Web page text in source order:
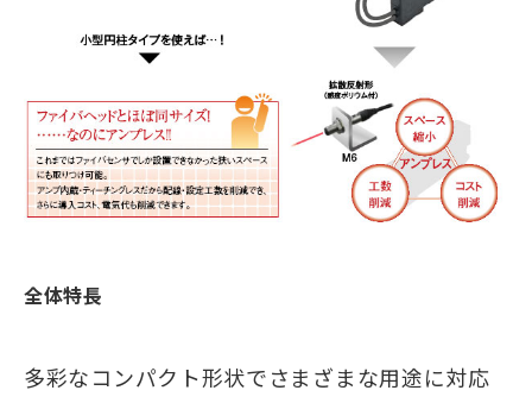
全体特長
多彩なコンパクト形状でさまざまな用途に対応